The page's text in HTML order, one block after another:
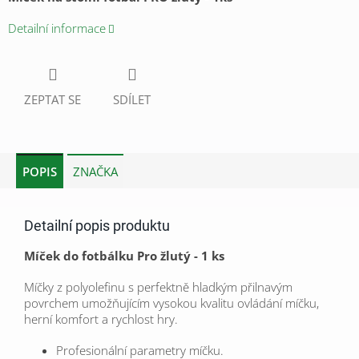
Detailní informace
ZEPTAT SE SDÍLET
POPIS ZNAČKA
Detailní popis produktu
Míček do fotbálku Pro žlutý - 1 ks
Míčky z polyolefinu s perfektně hladkým přilnavým
povrchem umožňujícím vysokou kvalitu ovládání míčku,
herní komfort a rychlost hry.
Profesionální parametry míčku.